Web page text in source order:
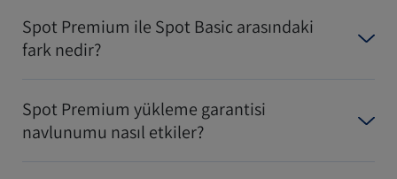
Spot Premium ile Spot Basic arasındaki
fark nedir?
Spot Premium yükleme garantisi
navlunumu nasıl etkiler?